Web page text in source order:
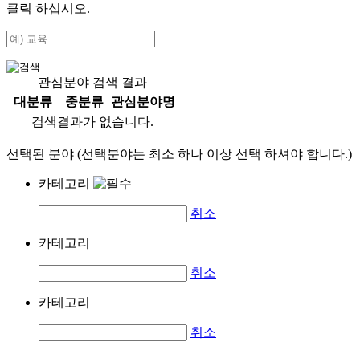
클릭 하십시오.
관심분야 검색 결과
대분류
중분류
관심분야명
검색결과가 없습니다.
선택된 분야 (선택분야는 최소 하나 이상 선택 하셔야 합니다.)
카테고리
취소
카테고리
취소
카테고리
취소